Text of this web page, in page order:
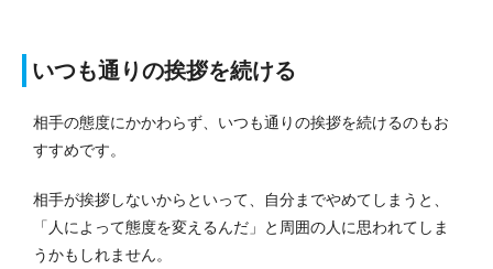
いつも通りの挨拶を続ける
相手の態度にかかわらず、いつも通りの挨拶を続けるのもお
すすめです。
相手が挨拶しないからといって、自分までやめてしまうと、
「人によって態度を変えるんだ」と周囲の人に思われてしま
うかもしれません。